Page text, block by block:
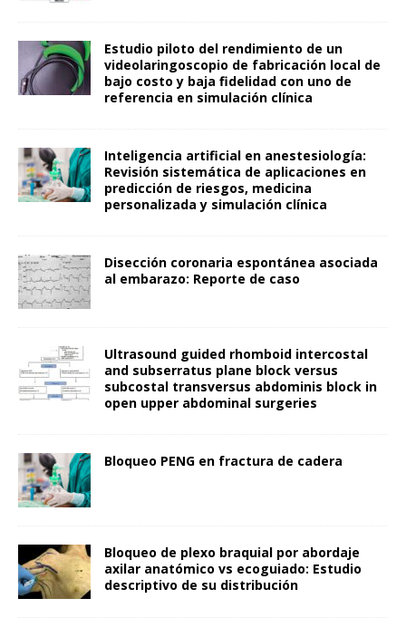
Estudio piloto del rendimiento de un
videolaringoscopio de fabricación local de
bajo costo y baja fidelidad con uno de
referencia en simulación clínica
Inteligencia artificial en anestesiología:
Revisión sistemática de aplicaciones en
predicción de riesgos, medicina
personalizada y simulación clínica
Disección coronaria espontánea asociada
al embarazo: Reporte de caso
Ultrasound guided rhomboid intercostal
and subserratus plane block versus
subcostal transversus abdominis block in
open upper abdominal surgeries
Bloqueo PENG en fractura de cadera
Bloqueo de plexo braquial por abordaje
axilar anatómico vs ecoguiado: Estudio
descriptivo de su distribución